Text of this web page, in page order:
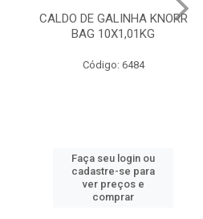
CALDO DE GALINHA KNORR
BAG 10X1,01KG
Código: 6484
Faça seu login ou
cadastre-se para
ver preços e
comprar